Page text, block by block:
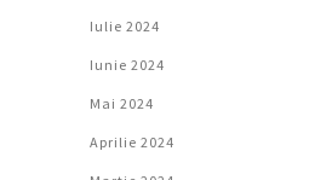
Iulie 2024
Iunie 2024
Mai 2024
Aprilie 2024